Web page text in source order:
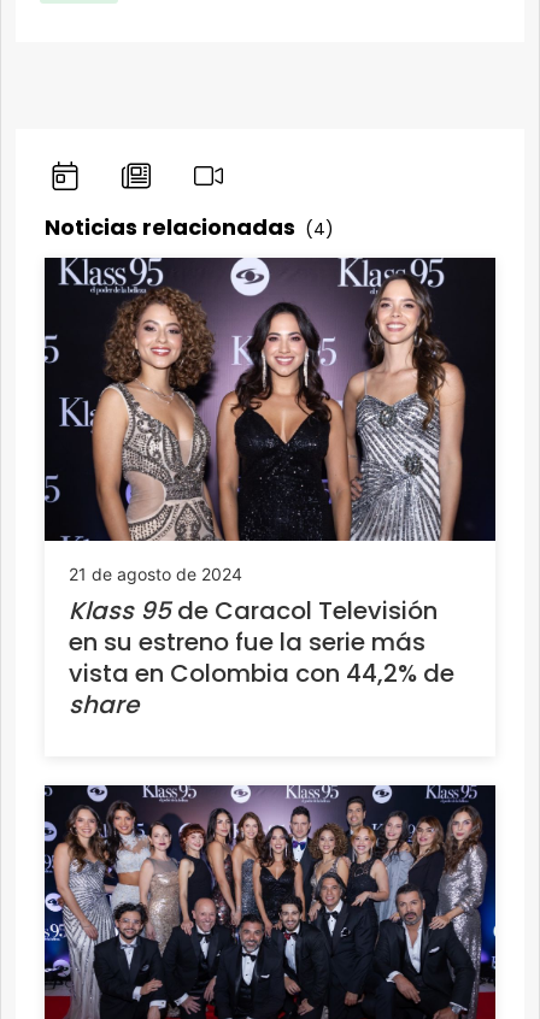
Noticias relacionadas (4)
21 de agosto de 2024
Klass 95de Caracol Televisión
en su estreno fue la serie más
vista en Colombia con 44,2% de
share